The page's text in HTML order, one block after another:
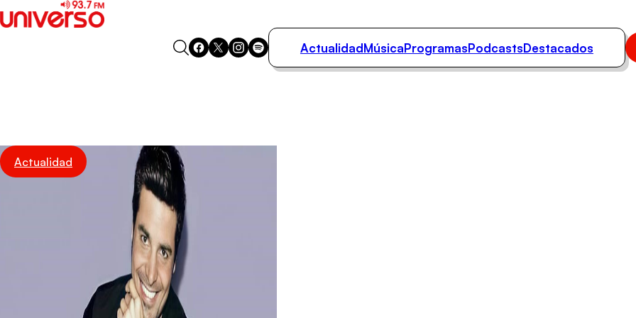
Podcasts
Destacados
ActualidadMúsicaProgramasPodcastsDestacados
Actualidad